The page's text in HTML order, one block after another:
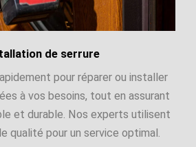
de serrure
pour réparer ou installer
à vos besoins, tout en assurant
et durable. Nos experts utilisent
qualité pour un service optimal.